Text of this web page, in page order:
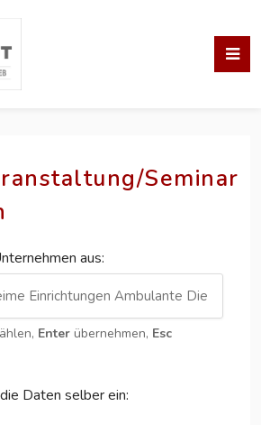
Seminar
aus:
Enter übernehmen, Esc
Daten selber ein: